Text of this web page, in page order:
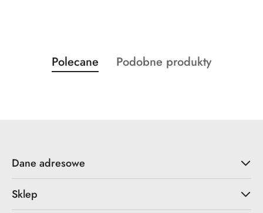
Pomiń karuzelę produktów
Produkty
o
Polecane
Produkty
Podobne produkty
Dane adresowe
Sklep